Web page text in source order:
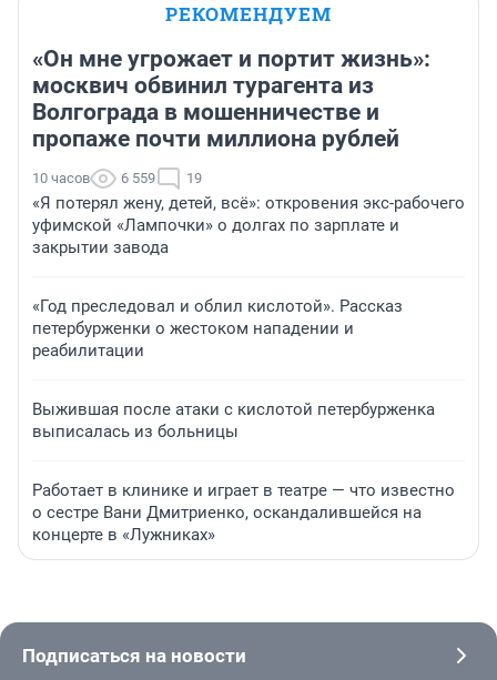
РЕКОМЕНДУЕМ
«Он мне угрожает и портит жизнь»:
москвич обвинил турагента из
Волгограда в мошенничестве и
пропаже почти миллиона рублей
10 часов 6 559 19
«Я потерял жену, детей, всё»: откровения экс-рабочего
уфимской «Лампочки» о долгах по зарплате и
закрытии завода
«Год преследовал и облил кислотой». Рассказ
петербурженки о жестоком нападении и
реабилитации
Выжившая после атаки с кислотой петербурженка
выписалась из больницы
Работает в клинике и играет в театре — что известно
о сестре Вани Дмитриенко, оскандалившейся на
концерте в «Лужниках»
Подписаться на новости